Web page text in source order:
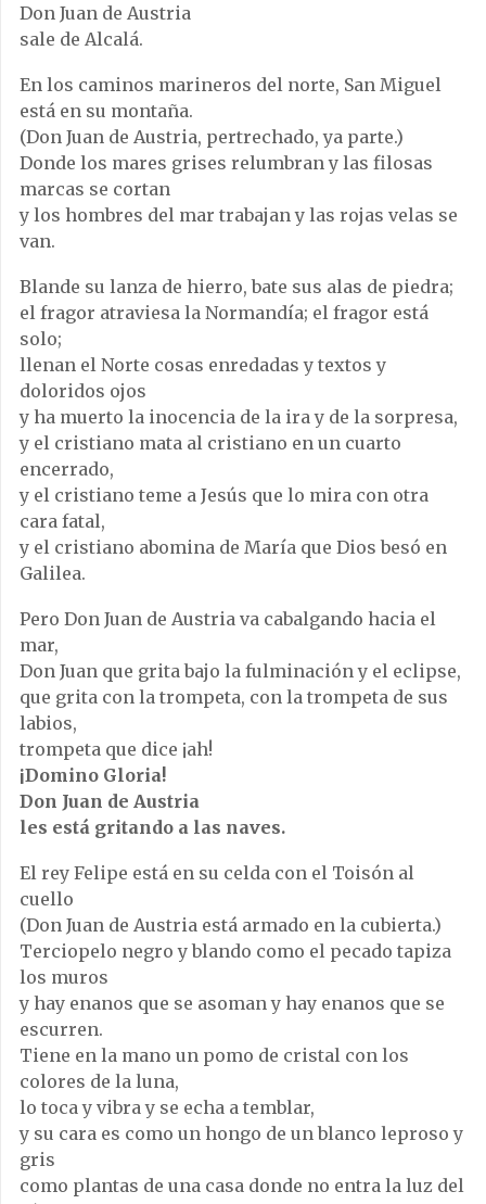
Don Juan de Austria
sale de Alcalá.
En los caminos marineros del norte, San Miguel
está en su montaña.
(Don Juan de Austria, pertrechado, ya parte.)
Donde los mares grises relumbran y las filosas
marcas se cortan
y los hombres del mar trabajan y las rojas velas se
van.
Blande su lanza de hierro, bate sus alas de piedra;
el fragor atraviesa la Normandía; el fragor está
solo;
llenan el Norte cosas enredadas y textos y
doloridos ojos
y ha muerto la inocencia de la ira y de la sorpresa,
y el cristiano mata al cristiano en un cuarto
encerrado,
y el cristiano teme a Jesús que lo mira con otra
cara fatal,
y el cristiano abomina de María que Dios besó en
Galilea.
Pero Don Juan de Austria va cabalgando hacia el
mar,
Don Juan que grita bajo la fulminación y el eclipse,
que grita con la trompeta, con la trompeta de sus
labios,
trompeta que dice ¡ah!
¡Domino Gloria!
Don Juan de Austria
les está gritando a las naves.
El rey Felipe está en su celda con el Toisón al
cuello
(Don Juan de Austria está armado en la cubierta.)
Terciopelo negro y blando como el pecado tapiza
los muros
y hay enanos que se asoman y hay enanos que se
escurren.
Tiene en la mano un pomo de cristal con los
colores de la luna,
lo toca y vibra y se echa a temblar,
y su cara es como un hongo de un blanco leproso y
gris
como plantas de una casa donde no entra la luz del